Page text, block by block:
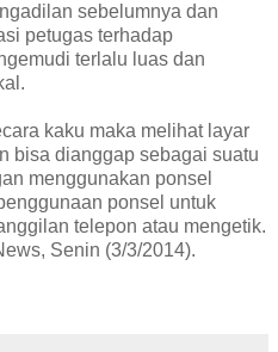
sebelumnya dan
petugas terhadap
terlalu luas dan
kaku maka melihat layar
bisa dianggap sebagai suatu
menggunakan ponsel
ponsel untuk
telepon atau mengetik.
Senin (3/3/2014).